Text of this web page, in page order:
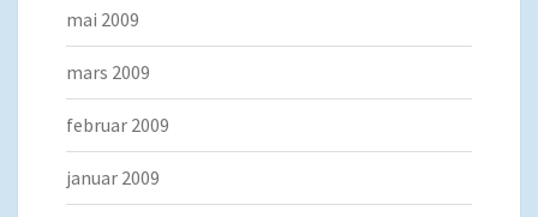
mai 2009
mars 2009
februar 2009
januar 2009